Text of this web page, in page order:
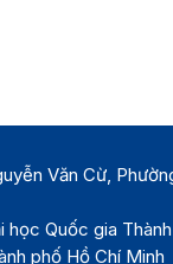
Văn Cừ,
học Quốc gia
phố Hồ Chí Minh